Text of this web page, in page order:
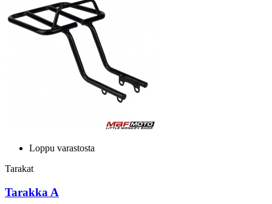
Loppu varastosta
Tarakat
Tarakka A